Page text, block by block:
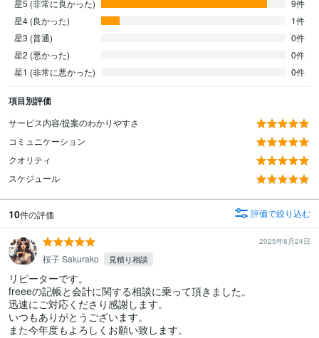
星5 (非常に良かった)
9件
星4 (良かった)
1件
星3 (普通)
0件
星2 (悪かった)
0件
星1 (非常に悪かった)
0件
項目別評価
サービス内容/提案のわかりやすさ
コミュニケーション
クオリティ
スケジュール
10件の評価 評価で絞り込む
2025年6月24日
桜子 Sakurako 見積り相談
リピーターです。
freeeの記帳と会計に関する相談に乗って頂きました。
迅速にご対応くださり感謝します。
いつもありがとうございます。
また今年度もよろしくお願い致します。